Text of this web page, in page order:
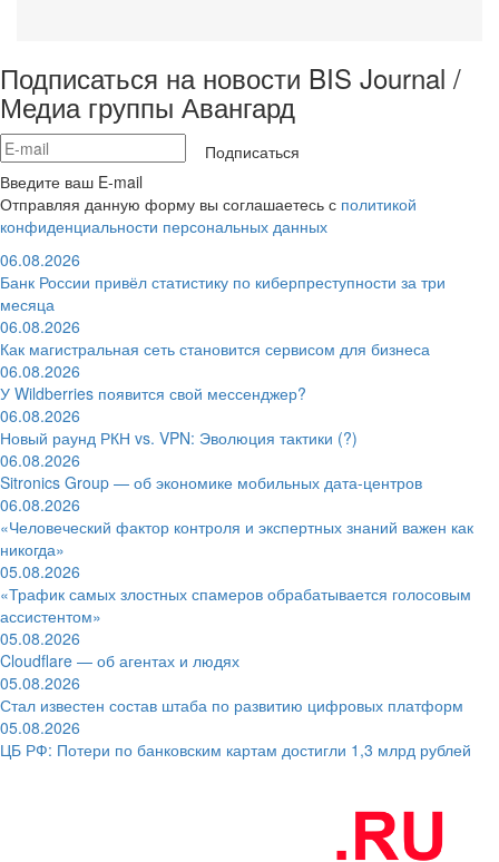
Подписаться на новости BIS Journal /
Медиа группы Авангард
Подписаться
Введите ваш E-mail
Отправляя данную форму вы соглашаетесь с политикой
конфиденциальности персональных данных
06.08.2026
Банк России привёл статистику по киберпреступности за три
месяца
06.08.2026
Как магистральная сеть становится сервисом для бизнеса
06.08.2026
У Wildberries появится свой мессенджер?
06.08.2026
Новый раунд РКН vs. VPN: Эволюция тактики (?)
06.08.2026
Sitronics Group — об экономике мобильных дата-центров
06.08.2026
«Человеческий фактор контроля и экспертных знаний важен как
никогда»
05.08.2026
«Трафик самых злостных спамеров обрабатывается голосовым
ассистентом»
05.08.2026
Cloudflare — об агентах и людях
05.08.2026
Стал известен состав штаба по развитию цифровых платформ
05.08.2026
ЦБ РФ: Потери по банковским картам достигли 1,3 млрд рублей